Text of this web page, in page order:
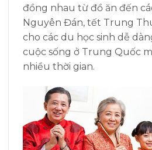
đồng nhau từ đồ ăn đến
Nguyên Đán, tết Trung
cho các du học sinh dễ
cuộc sống ở Trung Quốc
nhiều thời gian.